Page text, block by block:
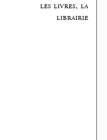
les livres, la
librairie